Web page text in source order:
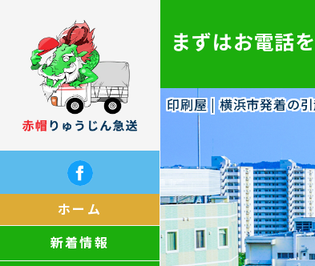
ホーム
新着情報
印刷屋 | 横浜市発着の
まずはお電話